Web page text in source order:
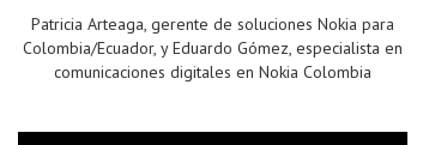
Patricia Arteaga, gerente de soluciones Nokia para
Colombia/Ecuador, y Eduardo Gómez, especialista en
comunicaciones digitales en Nokia Colombia